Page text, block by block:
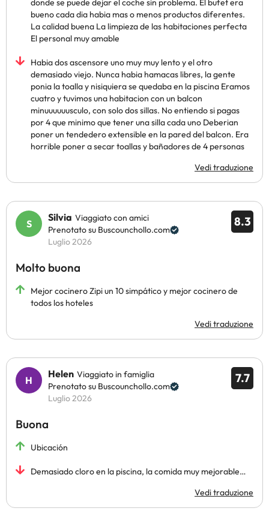
donde se puede dejar el coche sin problema. El bufet era
bueno cada dia habia mas o menos productos diferentes.
La calidad buena La limpieza de las habitaciones perfecta
El personal muy amable
Habia dos ascensore uno muy muy lento y el otro
demasiado viejo. Nunca habia hamacas libres, la gente
ponia la toalla y nisiquiera se quedaba en la piscina Eramos
cuatro y tuvimos una habitacion con un balcon
minuuuuuusculo, con solo dos sillas. No entiendo si pagas
por 4 que minimo que tener una silla cada uno Deberian
poner un tendedero extensible en la pared del balcon. Era
horrible poner a secar toallas y bañadores de 4 personas
Vedi traduzione
8.3
Silvia Viaggiato con amici
Prenotato su Buscounchollo.com
Luglio 2026
Molto buona
Mejor cocinero Zipi un 10 simpático y mejor cocinero de
todos los hoteles
Vedi traduzione
7.7
Helen Viaggiato in famiglia
Prenotato su Buscounchollo.com
Luglio 2026
Buona
Ubicación
Demasiado cloro en la piscina, la comida muy mejorable…
Vedi traduzione